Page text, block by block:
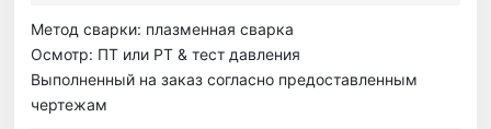
Метод сварки: плазменная сварка
Осмотр: ПТ или РТ & тест давления
Выполненный на заказ согласно предоставленным
чертежам